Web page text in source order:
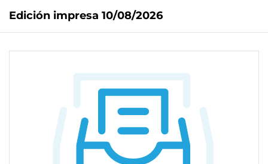
Edición impresa 10/08/2026